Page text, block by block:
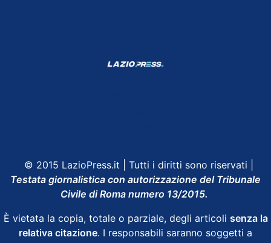
© 2015 LazioPress.it | Tutti i diritti sono riservati |
Testata giornalistica con autorizzazione del Tribunale
Civile di Roma numero 13/2015.
È vietata la copia, totale o parziale, degli articoli senza la
relativa citazione. I responsabili saranno soggetti a